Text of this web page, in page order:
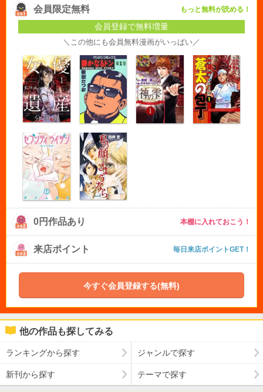
会員限定無料 もっと無料が読める！
会員登録で無料増量
＼この他にも会員無料漫画がいっぱい／
0円作品あり 本棚に入れておこう！
来店ポイント 毎日来店ポイントGET！
今すぐ会員登録する(無料)
他の作品も探してみる
ランキングから探す ジャンルで探す
新刊から探す テーマで探す